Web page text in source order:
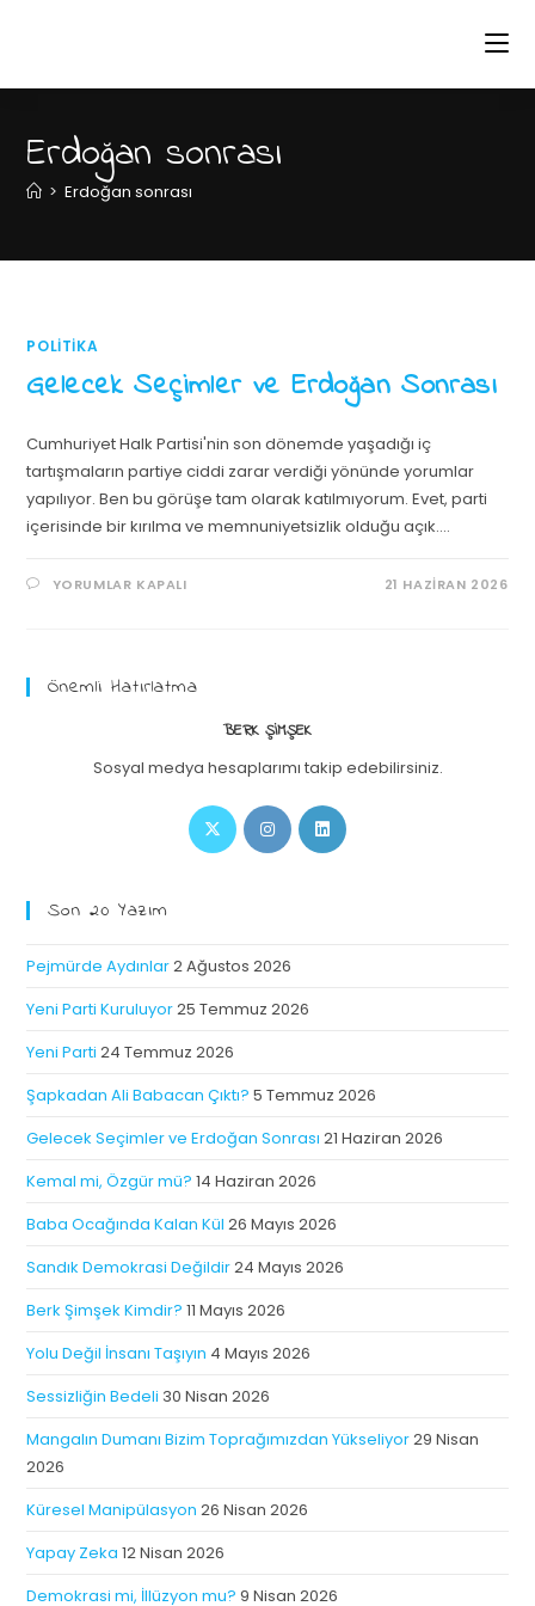
Erdoğan sonrası
> Erdoğan sonrası
POLITIKA
Gelecek Seçimler ve Erdoğan Sonrası
Cumhuriyet Halk Partisi'nin son dönemde yaşadığı iç
tartışmaların partiye ciddi zarar verdiği yönünde yorumlar
yapılıyor. Ben bu görüşe tam olarak katılmıyorum. Evet, parti
içerisinde bir kırılma ve memnuniyetsizlik olduğu açık.…
YORUMLAR KAPALI 21 HAZIRAN 2026
Önemli Hatırlatma
BERK ŞIMŞEK
Sosyal medya hesaplarımı takip edebilirsiniz.
Son 20 Yazım
Pejmürde Aydınlar2 Ağustos 2026
Yeni Parti Kuruluyor25 Temmuz 2026
Yeni Parti 24 Temmuz 2026
Şapkadan Ali Babacan Çıktı? 5 Temmuz 2026
Gelecek Seçimler ve Erdoğan Sonrası 21 Haziran 2026
Kemal mi, Özgür mü? 14 Haziran 2026
Baba Ocağında Kalan Kül 26 Mayıs 2026
Sandık Demokrasi Değildir24 Mayıs 2026
Berk Şimşek Kimdir? 11 Mayıs 2026
Yolu Değil İnsanı Taşıyın 4 Mayıs 2026
Sessizliğin Bedeli 30 Nisan 2026
Mangalın Dumanı Bizim Toprağımızdan Yükseliyor29 Nisan
2026
Küresel Manipülasyon 26 Nisan 2026
Yapay Zeka 12 Nisan 2026
Demokrasi mi, İllüzyon mu? 9 Nisan 2026